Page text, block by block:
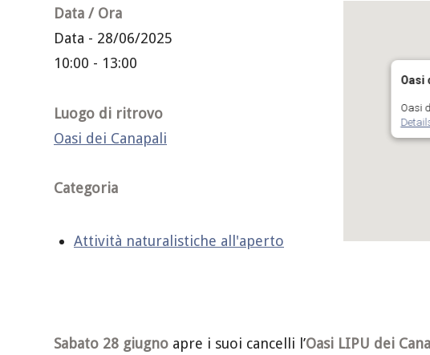
Oasi
Oasi
Data / Ora
Data - 28/06/2025
10:00 - 13:00
Luogo di ritrovo
Oasi dei Canapali
Categoria
Attività naturalistiche all'aperto
Sabato 28 giugno apre i suoi cancelli l’Oasi LIPU dei